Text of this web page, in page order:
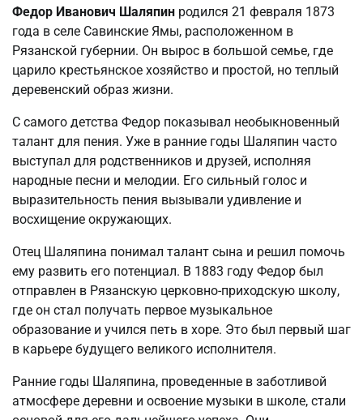
Федор Иванович Шаляпин родился 21 февраля 1873
года в селе Савинские Ямы, расположенном в
Рязанской губернии. Он вырос в большой семье, где
царило крестьянское хозяйство и простой, но теплый
деревенский образ жизни.
С самого детства Федор показывал необыкновенный
талант для пения. Уже в ранние годы Шаляпин часто
выступал для родственников и друзей, исполняя
народные песни и мелодии. Его сильный голос и
выразительность пения вызывали удивление и
восхищение окружающих.
Отец Шаляпина понимал талант сына и решил помочь
ему развить его потенциал. В 1883 году Федор был
отправлен в Рязанскую церковно-приходскую школу,
где он стал получать первое музыкальное
образование и учился петь в хоре. Это был первый шаг
в карьере будущего великого исполнителя.
Ранние годы Шаляпина, проведенные в заботливой
атмосфере деревни и освоение музыки в школе, стали